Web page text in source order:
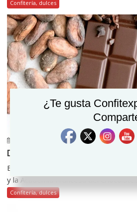
Confitería, dulces
Confitexpo Informa 0
Día Mundial del Cacao y
En el año 2010 la Organización
y la Academia Francesa del Chocolate...
Confitería, dulces
¿Te gusta